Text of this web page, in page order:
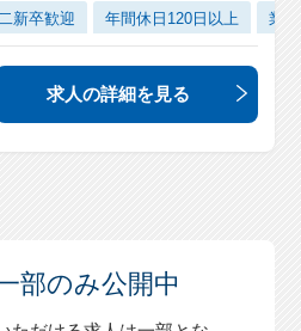
新卒歓迎 年間休日120日以上 業
求人の詳細を見る
部のみ公開中